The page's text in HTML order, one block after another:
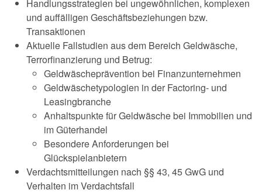
Handlungsstrategien bei ungewöhnlichen, komplexen
und auffälligen Geschäftsbeziehungen bzw.
Transaktionen
Aktuelle Fallstudien aus dem Bereich Geldwäsche,
Terrorfinanzierung und Betrug:
Geldwäscheprävention bei Finanzunternehmen
Geldwäschetypologien in der Factoring- und
Leasingbranche
Anhaltspunkte für Geldwäsche bei Immobilien und
im Güterhandel
Besondere Anforderungen bei
Glückspielanbietern
Verdachtsmitteilungen nach §§ 43, 45 GwG und
Verhalten im Verdachtsfall